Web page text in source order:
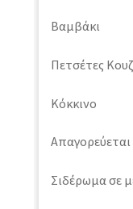
Βαμβάκι
Πετσέτες
Κόκκινο
Σιδέρωμα σε